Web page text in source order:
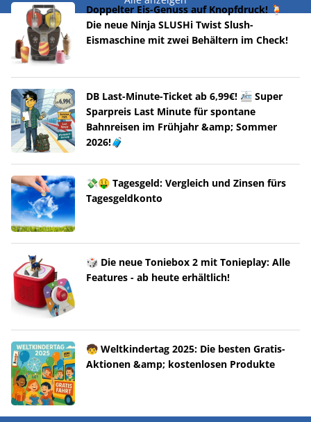
Doppelter Eis-Genuss auf Knopfdruck! 🍹
Die neue Ninja SLUSHi Twist Slush-
Eismaschine mit zwei Behältern im Check!
DB Last-Minute-Ticket ab 6,99€! 🚈 Super
Sparpreis Last Minute für spontane
Bahnreisen im Frühjahr &amp; Sommer
2026!🧳
💸🤑 Tagesgeld: Vergleich und Zinsen fürs
Tagesgeldkonto
🎲 Die neue Toniebox 2 mit Tonieplay: Alle
Features - ab heute erhältlich!
🧒 Weltkindertag 2025: Die besten Gratis-
Aktionen &amp; kostenlosen Produkte